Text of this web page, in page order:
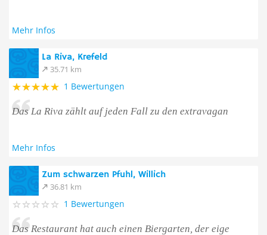
Mehr Infos
La Riva, Krefeld
35.71 km
1 Bewertungen
Das La Riva zählt auf jeden Fall zu den extravagan
Mehr Infos
Zum schwarzen Pfuhl, Willich
36.81 km
1 Bewertungen
Das Restaurant hat auch einen Biergarten, der eige